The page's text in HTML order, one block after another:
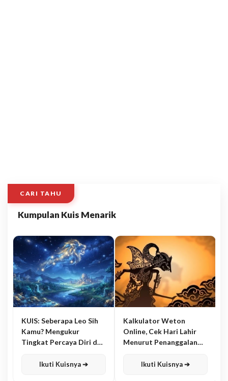
CARI TAHU
Kumpulan Kuis Menarik
KUIS: Seberapa Leo Sih
Kamu? Mengukur
Tingkat Percaya Diri dan
Ikuti Kuisnya ➔
Kalkulator Weton
Online, Cek Hari Lahir
Menurut Penanggalan
Ikuti Kuisnya ➔